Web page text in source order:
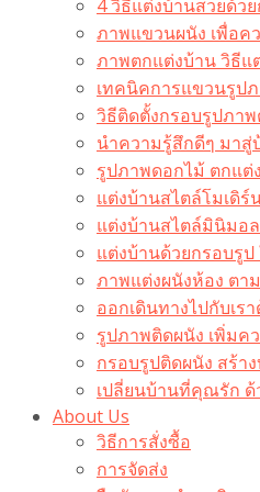
4 วิธีแต่งบ้านสวยด้ว
ภาพแขวนผนัง เพื่อค
ภาพตกแต่งบ้าน วิธีแ
เทคนิคการแขวนรูป
วิธีติดตั้งกรอบรูปภา
นำความรู้สึกดีๆ มา
รูปภาพดอกไม้ ตกแต่
แต่งบ้านสไตล์โมเดิร์
แต่งบ้านสไตล์มินิมอ
แต่งบ้านด้วยกรอบรู
ภาพแต่งผนังห้อง ตา
ออกเดินทางไปกับเร
รูปภาพติดผนัง เพิ่ม
กรอบรูปติดผนัง สร้า
เปลี่ยนบ้านที่คุณรัก
About Us
วิธีการสั่งซื้อ
การจัดส่ง